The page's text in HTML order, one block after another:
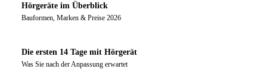
Hörgeräte im Überblick
Bauformen, Marken & Preise 2026
Die ersten 14 Tage mit Hörgerät
Was Sie nach der Anpassung erwartet